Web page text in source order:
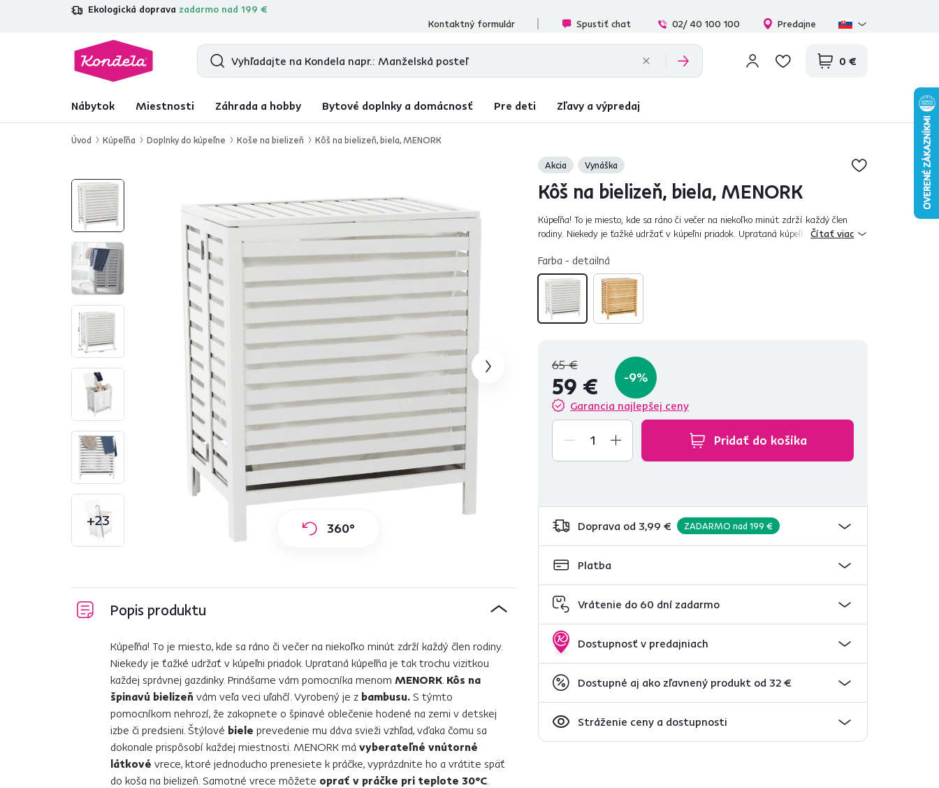
Ekologická doprava zadarmo nad 199 €
4,7 31 285overených produktových recenzií
Kontaktný formulár
Spustiť chat 02/ 40 100 100 Predajne
0 €
Nábytok Miestnosti Záhrada a hobby Bytové doplnky a domácnosť Pre deti Zľavy a výpredaj
Úvod Kúpeľňa Doplnky do kúpeľne Koše na bielizeň Kôš na bielizeň, biela, MENORK
+23 360°
Akcia Vynáška
Kôš na bielizeň, biela, MENORK
Kúpeľňa! To je miesto, kde sa ráno či večer na niekoľko minút zdrží každý člen
rodiny. Niekedy je ťažké udržať v kúpeľni priadok. Uprataná kúpeľňa je tak trochu
Čítať viac
Farba - detailná
65 €
59 € -9%
Garancia najlepšej ceny
Pridať do košíka
Doprava od 3,99 € ZADARMO nad 199 €
Platba
Vrátenie do 60 dní zadarmo
Dostupnosť v predajniach
Dostupné aj ako zľavnený produkt od 32 €
Stráženie ceny a dostupnosti
Popis produktu
Kúpeľňa! To je miesto, kde sa ráno či večer na niekoľko minút zdrží každý člen rodiny.
Niekedy je ťažké udržať v kúpeľni priadok. Uprataná kúpeľňa je tak trochu vizitkou
každej správnej gazdinky. Prinášame vám pomocníka menom MENORK Kôs na
špinavú bielizeň vám veľa veci uľahčí. Vyrobený je z bambusu. S týmto
pomocníkom nehrozí, že zakopnete o špinavé oblečenie hodené na zemi v detskej
izbe či predsieni. Štýlové biele prevedenie mu dáva svieži vzhľad, vďaka čomu sa
dokonale prispôsobí každej miestnosti. MENORK má vyberateľné vnútorné
látkové vrece, ktoré jednoducho prenesiete k práčke, vyprázdnite ho a vrátite späť
do koša na bielizeň. Samotné vrece môžete oprať v práčke pri teplote 30°C